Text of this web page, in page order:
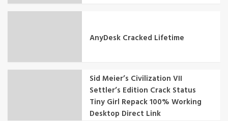
AnyDesk Cracked Lifetime
Sid Meier’s Civilization VII
Settler’s Edition Crack Status
Tiny Girl Repack 100% Working
Desktop Direct Link